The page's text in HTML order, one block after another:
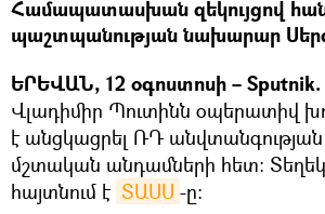
Համապատասխան զեկույցով
պաշտպանության նախարար
ԵՐԵՎԱՆ, 12 օգոստոսի – Sputnik.
Վլադիմիր Պուտինն օպերատիվ
է անցկացրել ՌԴ
մշտական անդամների հետ։
հայտնում է ՏԱՍՍ -ը։